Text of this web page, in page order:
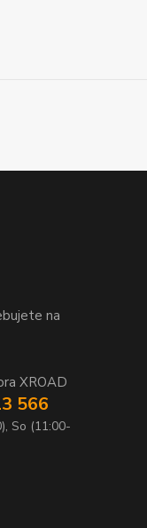
na
XROAD
566
So (11:00-